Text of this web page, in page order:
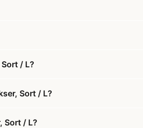
/ L?
Sort / L?
Sort / L?